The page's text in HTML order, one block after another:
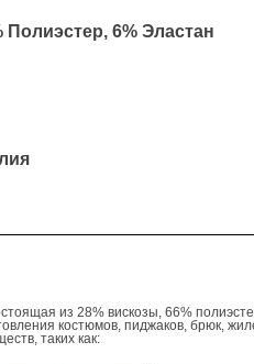
Полиэстер, 6% Эластан
из 28% вискозы, 66%
костюмов, пиджаков, брюк,
таких как: